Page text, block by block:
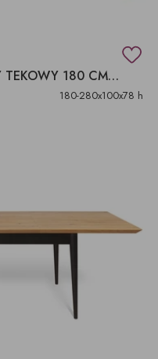
BRĄZOWY STÓŁ ROZKŁADANY TEKOWY 180 CM 280 CM
180-280x100x78 h